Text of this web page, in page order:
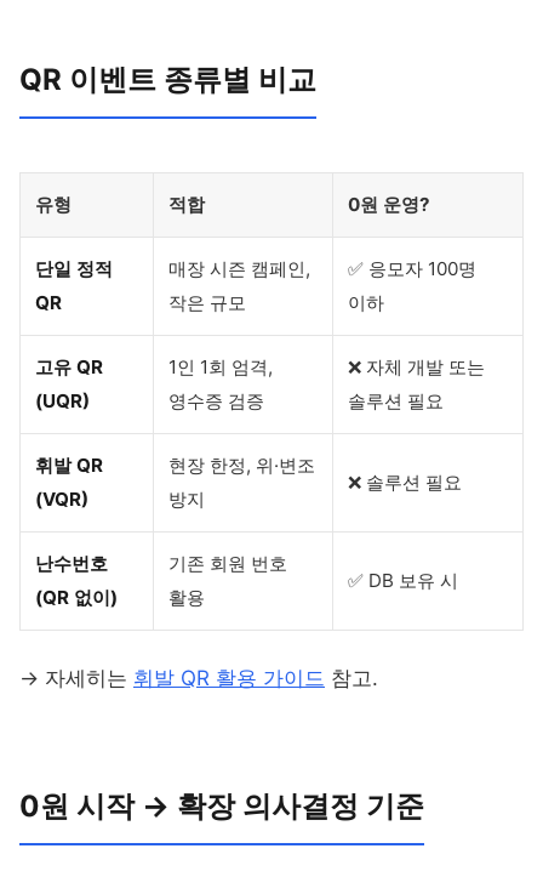
QR 이벤트 종류별 비교
유형 적합 0원 운영?
단일 정적
QR
매장 시즌 캠페인,
작은 규모
✅ 응모자 100명
이하
고유 QR
(UQR)
1인 1회 엄격,
영수증 검증
❌ 자체 개발 또는
솔루션 필요
휘발 QR
(VQR)
현장 한정, 위·변조
방지
❌ 솔루션 필요
난수번호
(QR 없이)
기존 회원 번호
활용
✅ DB 보유 시
→ 자세히는 휘발 QR 활용 가이드 참고.
0원 시작 → 확장 의사결정 기준